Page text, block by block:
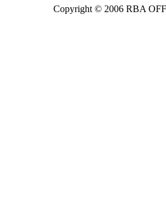
Copyright © 2006 RBA